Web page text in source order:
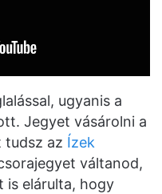
ugyanis a
Jegyet vásárolni a
tudsz az Ízek
váltanod,
is elárulta, hogy